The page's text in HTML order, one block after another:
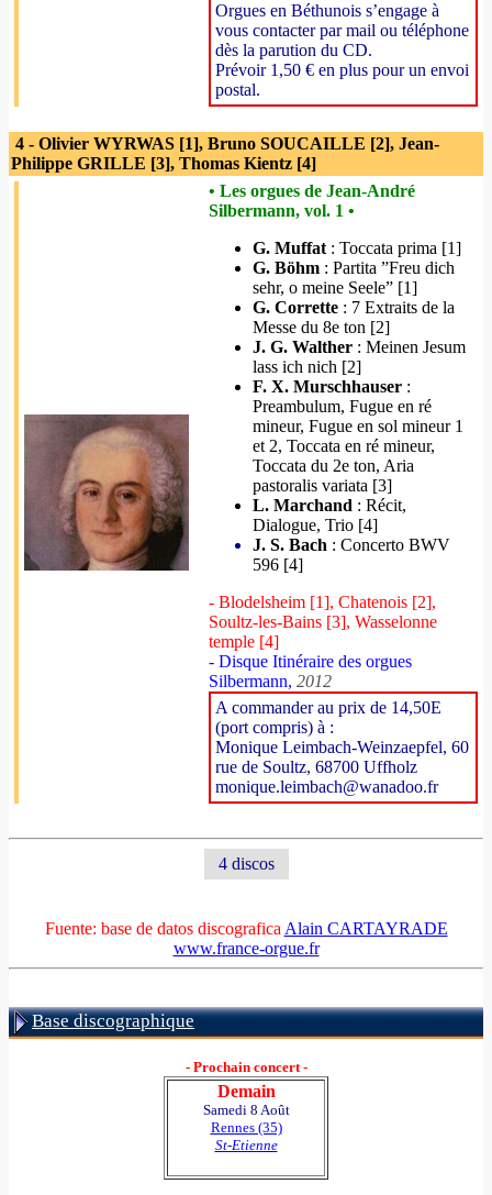
Orgues en Béthunois s’engage à
vous contacter par mail ou téléphone
dès la parution du CD.
Prévoir 1,50 € en plus pour un envoi
postal.
4 - Olivier WYRWAS [1], Bruno SOUCAILLE [2], Jean-
Philippe GRILLE [3], Thomas Kientz [4]
• Les orgues de Jean-André
Silbermann, vol. 1 •
G. Muffat : Toccata prima [1]
G. Böhm : Partita ”Freu dich
sehr, o meine Seele” [1]
G. Corrette : 7 Extraits de la
Messe du 8e ton [2]
J. G. Walther : Meinen Jesum
lass ich nich [2]
F. X. Murschhauser :
Preambulum, Fugue en ré
mineur, Fugue en sol mineur 1
et 2, Toccata en ré mineur,
Toccata du 2e ton, Aria
pastoralis variata [3]
L. Marchand : Récit,
Dialogue, Trio [4]
J. S. Bach : Concerto BWV
596 [4]
- Blodelsheim [1], Chatenois [2],
Soultz-les-Bains [3], Wasselonne
temple [4]
- Disque Itinéraire des orgues
Silbermann, 2012
A commander au prix de 14,50E
(port compris) à :
Monique Leimbach-Weinzaepfel, 60
rue de Soultz, 68700 Uffholz
monique.leimbach@wanadoo.fr
4 discos
Fuente: base de datos discografica Alain CARTAYRADE
www.france-orgue.fr
Base discographique
- Prochain concert -
Demain
Samedi 8 Août
Rennes (35)
St-Etienne